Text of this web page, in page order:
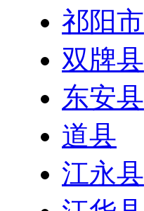
祁阳市
双牌县
东安县
道县
江永县